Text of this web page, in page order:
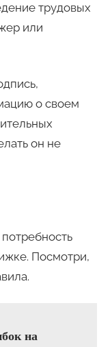
трудовых
или
о своем
он не
Посмотри,
на